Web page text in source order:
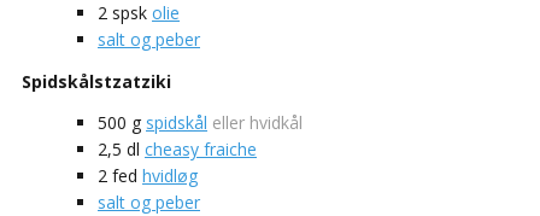
2 spsk olie
salt og peber
Spidskålstzatziki
500 g spidskål eller hvidkål
2,5 dl cheasy fraiche
2 fed hvidløg
salt og peber